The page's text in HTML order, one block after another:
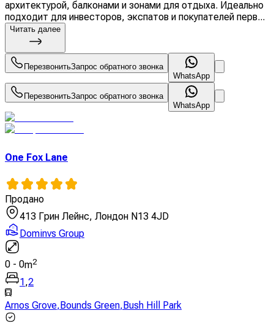
архитектурой, балконами и зонами для отдыха. Идеально
подходит для инвесторов, экспатов и покупателей перв...
Читать далее
ПерезвонитьЗапрос обратного звонка
WhatsApp
ПерезвонитьЗапрос обратного звонка
WhatsApp
One Fox Lane
Продано
413 Грин Лейнс, Лондон N13 4JD
Dominvs Group
0 - 0m2
1,2
Arnos Grove,Bounds Green,Bush Hill Park